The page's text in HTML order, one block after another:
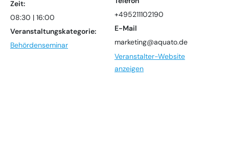
Zeit:
08:30 | 16:00
Veranstaltungskategorie:
Behördenseminar
+495211102190
E-Mail
marketing@aquato.de
Veranstalter-Website
anzeigen